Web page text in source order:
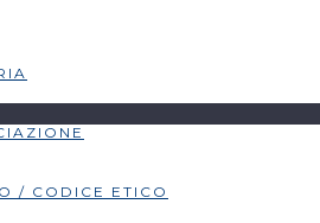
/ CODICE ETICO